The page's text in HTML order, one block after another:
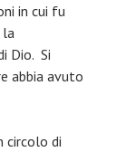
in cui fu
la
Dio. Si
abbia avuto
circolo di